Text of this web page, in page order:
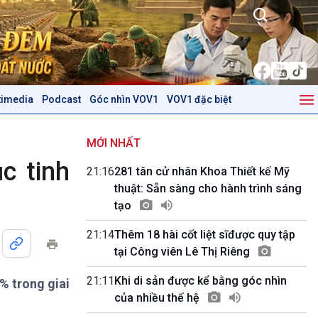
Podcast Góc nhìn VOV1 VOV1 đặc biệt
Trước giờ mở cửa
Dòng chảy Kinh tế
Tuyên chiến với gian lận
thương mại
Mùa vàng
Biển đảo Việt Nam
Tâm tình biên giới và hải
Tìm hiểu biển, đảo Việt
Nam
Podcast
Góc nhìn VOV1
Bình luận
tinh
trong giai
MỚI NHẤT
21:16281 tân cử nhân Khoa Thiết kế Mỹ
thuật: Sẵn sàng cho hành trình sáng
tạo
21:14Thêm 18 hài cốt liệt sĩđược quy tập
tại Công viên Lê Thị Riêng
21:11Khi di sản được kể bằng góc nhìn
của nhiều thế hệ